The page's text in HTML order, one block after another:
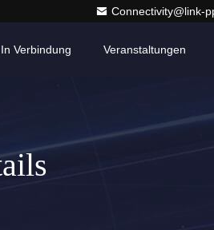
Connectivity@link-
Verbindung Veranstaltungen